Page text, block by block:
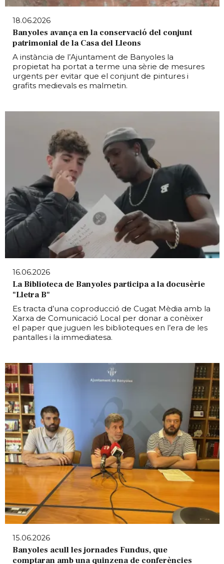
18.06.2026
Banyoles avança en la conservació del conjunt
patrimonial de la Casa del Lleons
A instància de l’Ajuntament de Banyoles la
propietat ha portat a terme una sèrie de mesures
urgents per evitar que el conjunt de pintures i
grafits medievals es malmetin.
16.06.2026
La Biblioteca de Banyoles participa a la docusèrie
"Lletra B"
Es tracta d’una coproducció de Cugat Mèdia amb la
Xarxa de Comunicació Local per donar a conèixer
el paper que juguen les biblioteques en l’era de les
pantalles i la immediatesa.
15.06.2026
Banyoles acull les jornades Fundus, que
comptaran amb una quinzena de conferències